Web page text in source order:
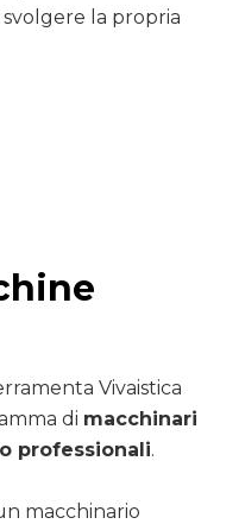
la propria
Vivaistica
di macchinari
professionali.
macchinario